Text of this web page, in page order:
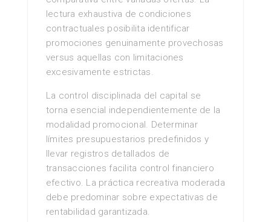
lectura exhaustiva de condiciones
contractuales posibilita identificar
promociones genuinamente provechosas
versus aquellas con limitaciones
excesivamente estrictas.
La control disciplinada del capital se
torna esencial independientemente de la
modalidad promocional. Determinar
límites presupuestarios predefinidos y
llevar registros detallados de
transacciones facilita control financiero
efectivo. La práctica recreativa moderada
debe predominar sobre expectativas de
rentabilidad garantizada.